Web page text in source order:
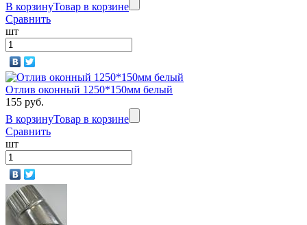
В корзинуТовар в корзине
Сравнить
шт
Отлив оконный 1250*150мм белый
155 руб.
В корзинуТовар в корзине
Сравнить
шт